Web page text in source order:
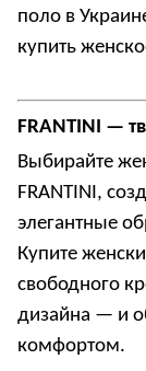
поло в
купить
FRANTINI —
Выбирайте
FRANTINI,
элегантные
Купите
свободного
дизайна — и
комфортом.